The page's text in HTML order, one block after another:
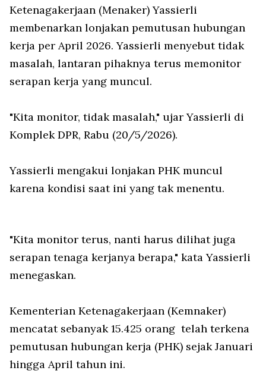
Ketenagakerjaan (Menaker) Yassierli
membenarkan lonjakan pemutusan hubungan
kerja per April 2026. Yassierli menyebut tidak
masalah, lantaran pihaknya terus memonitor
serapan kerja yang muncul.
"Kita monitor, tidak masalah," ujar Yassierli di
Komplek DPR, Rabu (20/5/2026).
Yassierli mengakui lonjakan PHK muncul
karena kondisi saat ini yang tak menentu.
"Kita monitor terus, nanti harus dilihat juga
serapan tenaga kerjanya berapa," kata Yassierli
menegaskan.
Kementerian Ketenagakerjaan (Kemnaker)
mencatat sebanyak 15.425 orang telah terkena
pemutusan hubungan kerja (PHK) sejak Januari
hingga April tahun ini.